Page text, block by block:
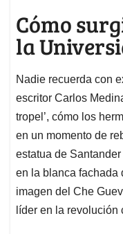
Cómo
la
Nadie recuerda con
escritor Carlos
tropel’, cómo los
en un momento de
estatua de
en la blanca fachada
imagen del Che
líder en la